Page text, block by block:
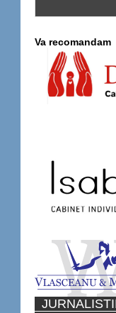
Va recomandam